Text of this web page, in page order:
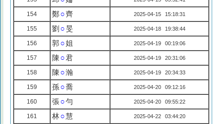
154 鄭○齊 2025-04-15 15:18:31
155 劉 ○旻 2025-04-18 19:38:44
156 郭 ○姐 2025-04-19 00:19:06
157 陳 ○君 2025-04-19 20:31:06
158 陳 ○瀚 2025-04-19 20:34:33
159 孫○喬 2025-04-20 09:12:16
160 張○勻 2025-04-20 09:55:22
161 林○慧 2025-04-22 03:44:20